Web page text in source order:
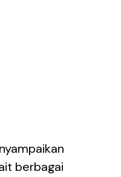
berbagai